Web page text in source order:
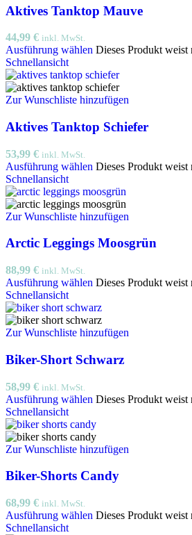
Aktives Tanktop Mauve
44,99 € inkl. MwSt.
Ausführung wählen Dieses Produkt weist
Schnellansicht
Zur Wunschliste hinzufügen
Aktives Tanktop Schiefer
53,99 € inkl. MwSt.
Ausführung wählen Dieses Produkt weist
Schnellansicht
Zur Wunschliste hinzufügen
Arctic Leggings Moosgrün
88,99 € inkl. MwSt.
Ausführung wählen Dieses Produkt weist
Schnellansicht
Zur Wunschliste hinzufügen
Biker-Short Schwarz
58,99 € inkl. MwSt.
Ausführung wählen Dieses Produkt weist
Schnellansicht
Zur Wunschliste hinzufügen
Biker-Shorts Candy
68,99 € inkl. MwSt.
Ausführung wählen Dieses Produkt weist
Schnellansicht